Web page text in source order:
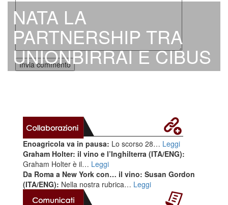
NATA LA
PARTNERSHIP TRA
UNIONBIRRAI E CIBUS
Enoagricola va in pausa: Lo scorso 28… Leggi
Graham Holter: il vino e l’Inghilterra (ITA/ENG):
Graham Holter è il… Leggi
Da Roma a New York con… il vino: Susan Gordon
(ITA/ENG): Nella nostra rubrica… Leggi